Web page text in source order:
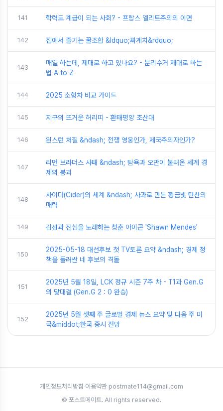
141 학력도 계급이 되는 사회? - 프랑스 엘리트주의의 이면
142 집에서 즐기는 꿀조합 &ldquo;짜계치&rdquo;
143
매일 하는데, 제대로 하고 있나요? - 분리수거 제대로 하는
법 A to Z
144 2025 소형차 비교 가이드
145 지구의 뜨거운 허리띠 - 환태평양 조산대
146 윈스턴 처칠 &ndash; 전쟁 영웅인가, 제국주의자인가?
147
리먼 브라더스 사태 &ndash; 탐욕과 오만이 불러온 세계 경
제의 붕괴
148
사이더(Cider)의 세계 &ndash; 사과로 만든 황금빛 탄산의
매력
149 감성과 진심을 노래하는 청춘 아이콘 'Shawn Mendes'
150
2025-05-18 대선후보 첫 TV토론 요약 &ndash; 경제 정
책을 둘러싼 네 후보의 격돌
151
2025년 5월 18일, LCK 정규 시즌 7주 차 - T1과 Gen.G
의 맞대결 (Gen.G 2 : 0 완승)
152
2025년 5월 셋째 주 글로벌 경제 뉴스 요약 및 다음 주 미
국&middot;한국 증시 전망
개인정보처리방침 ·이용약관·postmate114@gmail.com
© 포스트메이트. All rights reserved.